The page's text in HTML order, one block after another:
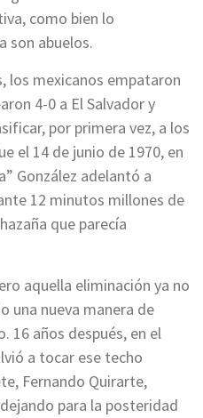
como bien lo
son abuelos.
los mexicanos empataron
4-0 a El Salvador y
por primera vez, a los
el 14 de junio de 1970, en
González adelantó a
12 minutos millones de
que parecía
aquella eliminación ya no
una nueva manera de
16 años después, en el
a tocar ese techo
Fernando Quirarte,
para la posteridad